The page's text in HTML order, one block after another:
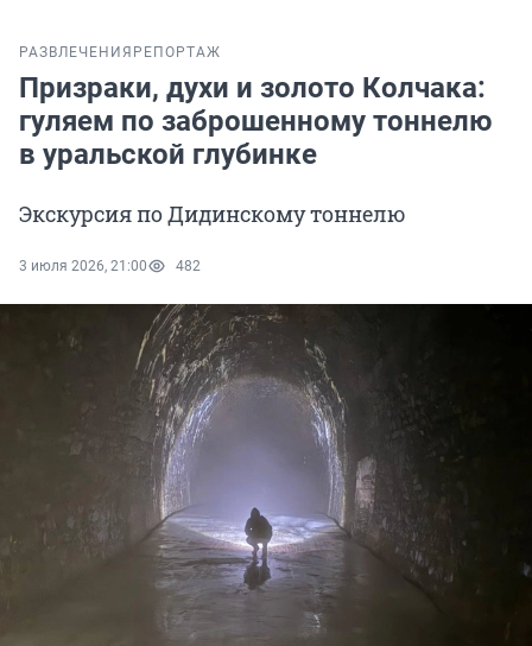
РАЗВЛЕЧЕНИЯ РЕПОРТАЖ
Призраки, духи и золото Колчака:
гуляем по заброшенному тоннелю
в уральской глубинке
Экскурсия по Дидинскому тоннелю
3 июля 2026, 21:00 482